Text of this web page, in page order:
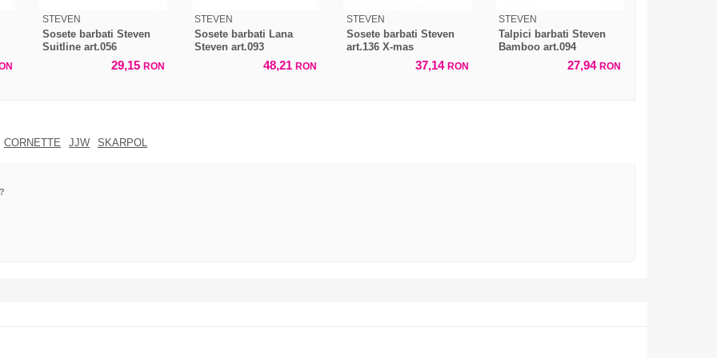
STEVEN
Sosete barbati Steven
Suitline art.056
29,15 RON
STEVEN
Sosete barbati Lana
Steven art.093
48,21 RON
STEVEN
Sosete barbati Steven
art.136 X-mas
37,14 RON
STEVEN
Talpici barbati Steven
Bamboo art.094
27,94 RON
CORNETTE JJW SKARPOL